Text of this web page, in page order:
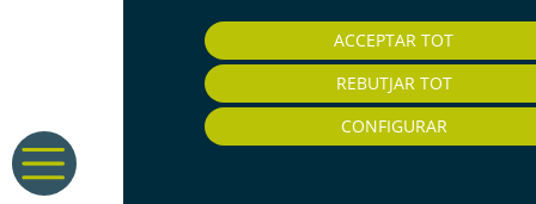
ACCEPTAR TOT
REBUTJAR TOT
CONFIGURAR